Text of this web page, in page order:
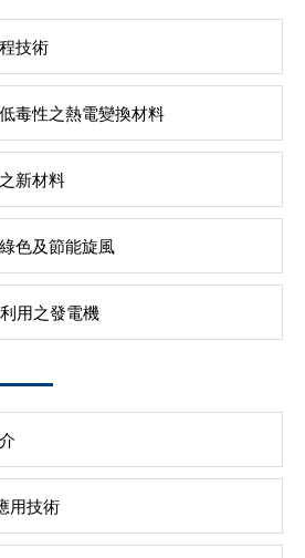
技術
毒性之熱電變換材料
新材料
色及節能旋風
用之發電機
用技術